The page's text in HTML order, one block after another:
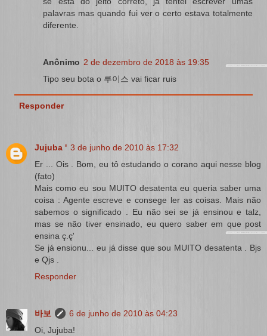
palavras mas quando fui ver o certo estava totalmente
diferente.
Anônimo 2 de dezembro de 2018 às 19:35
Tipo seu bota o 루이스 vai ficar ruis
Responder
Jujuba ' 3 de junho de 2010 às 17:32
Er ... Ois . Bom, eu tô estudando o corano aqui nesse blog
(fato)
Mais como eu sou MUITO desatenta eu queria saber uma
coisa : Agente escreve e consege ler as coisas. Mais não
sabemos o significado . Eu não sei se já ensinou e talz,
mas se não tiver ensinado, eu quero saber em que post
ensina ç.ç'
Se já ensionu... eu já disse que sou MUITO desatenta . Bjs
e Qjs .
Responder
바보
6 de junho de 2010 às 04:23
Oi, Jujuba!